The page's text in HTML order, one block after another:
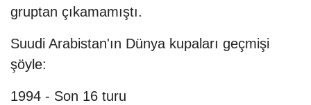
gruptan çıkamamıştı.
Suudi Arabistan'ın Dünya kupaları geçmişi
şöyle:
1994 - Son 16 turu